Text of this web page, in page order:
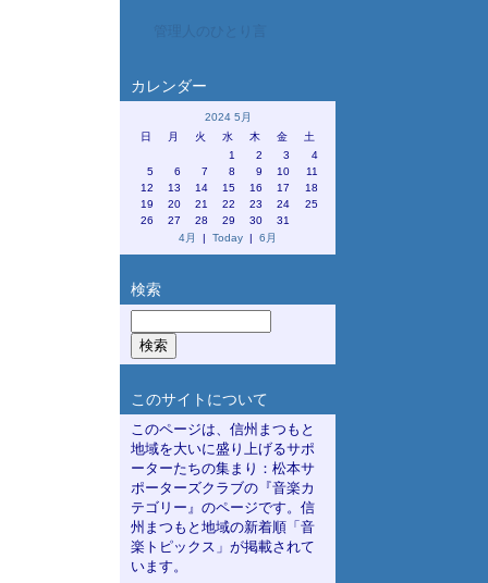
カレンダー
2024 5月
日
月 火 水 木 金
土
1
2 3
4
5
6 7 8 9 10
11
12
13 14 15 16 17
18
19
20 21 22 23 24
25
26
27 28 29 30
31
4月
| Today | 6月
検索
このサイトについて
このページは、信州まつもと
地域を大いに盛り上げるサポ
ーターたちの集まり：松本サ
ポーターズクラブの『音楽カ
テゴリー』のページです。信
州まつもと地域の新着順「音
楽トピックス」が掲載されて
います。